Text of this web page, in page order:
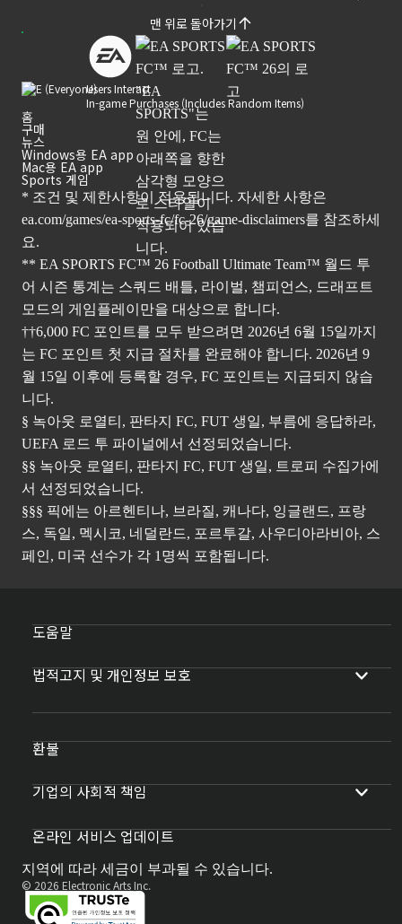
맨 위로 돌아가기
Users Interact
In-game Purchases (Includes Random Items)
홈
구매
뉴스
Windows용 EA app
Mac용 EA app
Sports 게임
* 조건 및 제한사항이 적용됩니다. 자세한 사항은
ea.com/games/ea-sports-fc/fc-26/game-disclaimers를 참조하세
요.
** EA SPORTS FC™ 26 Football Ultimate Team™ 월드 투
어 시즌 통계는 스쿼드 배틀, 라이벌, 챔피언스, 드래프트
모드의 게임플레이만을 대상으로 합니다.
††6,000 FC 포인트를 모두 받으려면 2026년 6월 15일까지
는 FC 포인트 첫 지급 절차를 완료해야 합니다. 2026년 9
월 15일 이후에 등록할 경우, FC 포인트는 지급되지 않습
니다.
§ 녹아웃 로열티, 판타지 FC, FUT 생일, 부름에 응답하라,
UEFA 로드 투 파이널에서 선정되었습니다.
§§ 녹아웃 로열티, 판타지 FC, FUT 생일, 트로피 수집가에
서 선정되었습니다.
§§§ 픽에는 아르헨티나, 브라질, 캐나다, 잉글랜드, 프랑
스, 독일, 멕시코, 네덜란드, 포르투갈, 사우디아라비아, 스
페인, 미국 선수가 각 1명씩 포함됩니다.
도움말
법적고지 및 개인정보 보호
환불
기업의 사회적 책임
온라인 서비스 업데이트
지역에 따라 세금이 부과될 수 있습니다.
© 2026 Electronic Arts Inc.